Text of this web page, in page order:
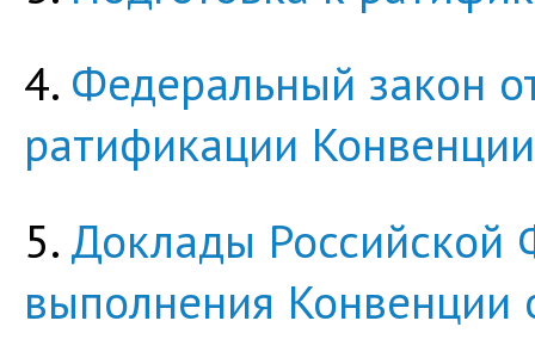
4. Федеральный закон
ратификации
5. Доклады Российской
выполнения Конвенции